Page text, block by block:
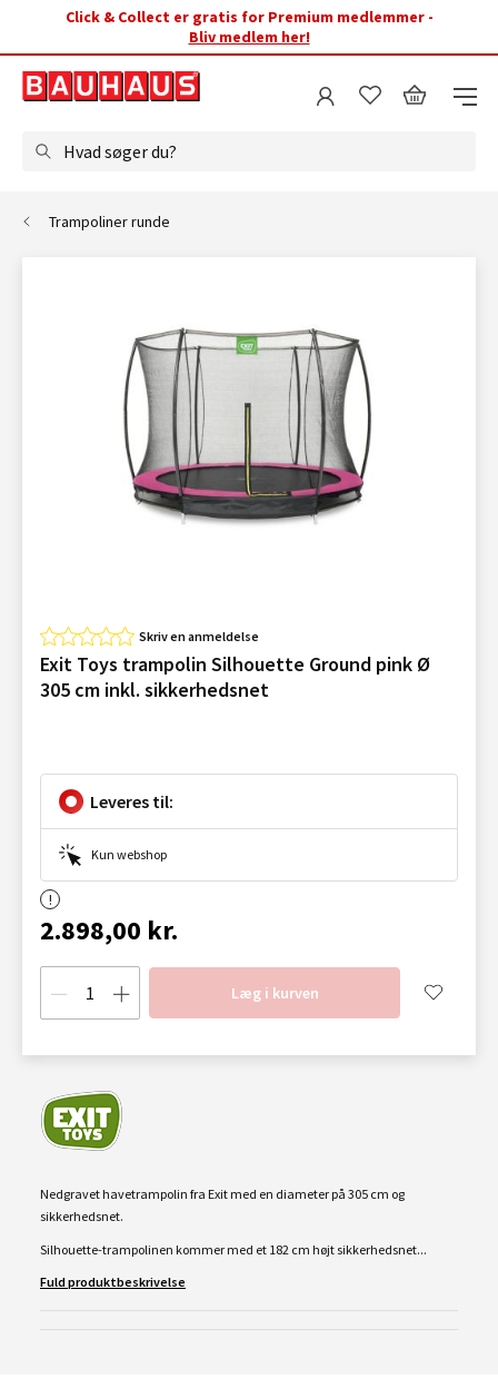
Click & Collect er gratis for Premium medlemmer -
Bliv medlem her!
Hvad søger du?
Trampoliner runde
Skriv en anmeldelse
Exit Toys trampolin Silhouette Ground pink Ø
305 cm inkl. sikkerhedsnet
Leveres til:
Kun webshop
2.898,00 kr.
Læg i kurven
Nedgravet havetrampolin fra Exit med en diameter på 305 cm og
sikkerhedsnet.
Silhouette-trampolinen kommer med et 182 cm højt sikkerhedsnet...
Fuld produktbeskrivelse